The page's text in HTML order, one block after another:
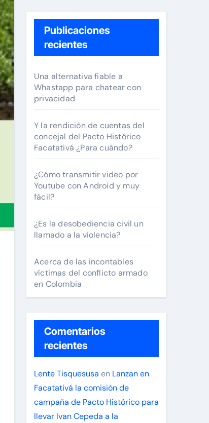
Publicaciones
recientes
Una alternativa fiable a
Whastapp para chatear con
privacidad
Y la rendición de cuentas del
concejal del Pacto Histórico
Facatativá ¿Para cuándo?
¿Cómo transmitir video por
Youtube con Android y muy
fácil?
¿Es la desobediencia civil un
llamado a la violencia?
Acerca de las incontables
víctimas del conflicto armado
en Colombia
Comentarios
recientes
Lente Tisquesusa en Lanzan en
Facatativá la comisión de
campaña de Pacto Histórico para
llevar Ivan Cepeda a la